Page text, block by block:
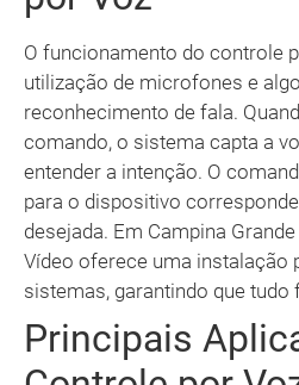
O funcionamento do controle
utilização de microfones e
reconhecimento de fala.
comando, o sistema capta a
entender a intenção. O
para o dispositivo
desejada. Em Campina
Vídeo oferece uma instalação
sistemas, garantindo que
Principais